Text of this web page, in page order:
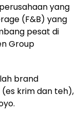
yang
(F&B) yang
pesat di
Group
brand
krim dan teh),